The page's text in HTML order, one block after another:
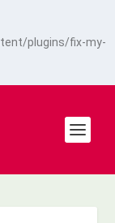
plugins/fix-my-